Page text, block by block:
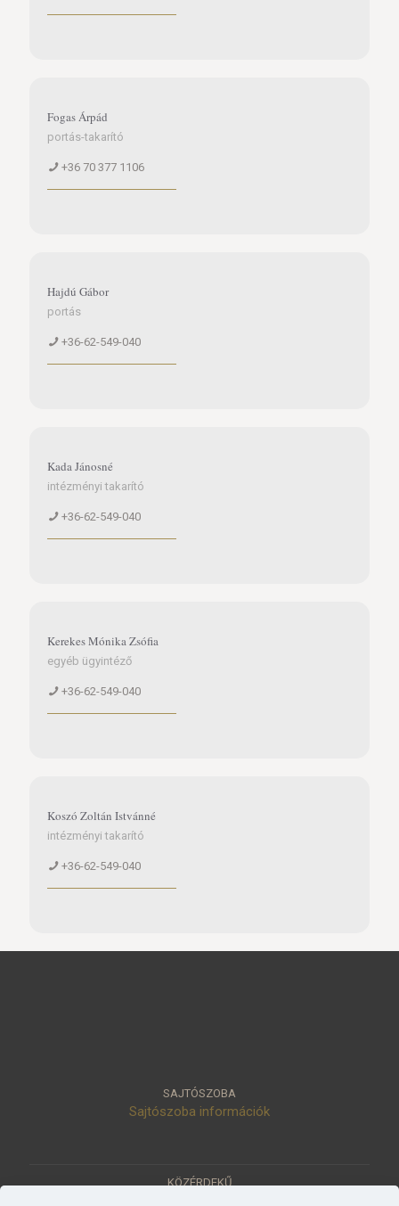
Fogas Árpád
portás-takarító
+36 70 377 1106
Hajdú Gábor
portás
+36-62-549-040
Kada Jánosné
intézményi takarító
+36-62-549-040
Kerekes Mónika Zsófia
egyéb ügyintéző
+36-62-549-040
Koszó Zoltán Istvánné
intézményi takarító
+36-62-549-040
SAJTÓSZOBA
Sajtószoba információk
KÖZÉRDEKŰ